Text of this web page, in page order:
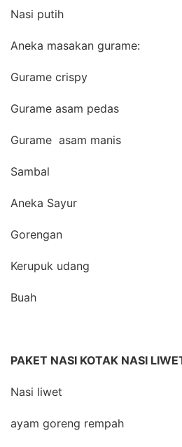
Nasi putih
Aneka masakan gurame:
Gurame crispy
Gurame asam pedas
Gurame asam manis
Sambal
Aneka Sayur
Gorengan
Kerupuk udang
Buah
PAKET NASI KOTAK NASI
Nasi liwet
ayam goreng rempah